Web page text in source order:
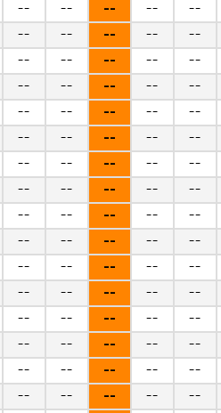
-- -- -- -- --
-- -- -- -- --
-- -- -- -- --
-- -- -- -- --
-- -- -- -- --
-- -- -- -- --
-- -- -- -- --
-- -- -- -- --
-- -- -- -- --
-- -- -- -- --
-- -- -- -- --
-- -- -- -- --
-- -- -- -- --
-- -- -- -- --
-- -- -- -- --
-- -- -- -- --